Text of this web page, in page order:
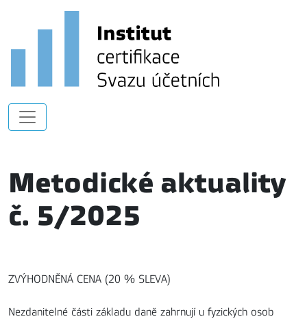
Metodické aktuality
č. 5/2025
ZVÝHODNĚNÁ CENA (20 % SLEVA)
Nezdanitelné části základu daně zahrnují u fyzických osob